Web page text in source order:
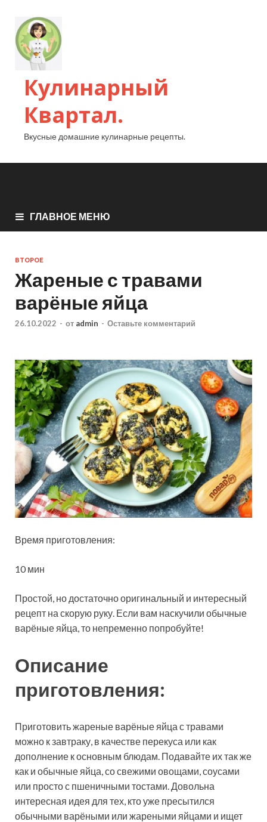
Кулинарный
Квартал.
Вкусные домашние кулинарные рецепты.
ГЛАВНОЕ МЕНЮ
ВТОРОЕ
Жареные с травами
варёные яйца
26.10.2022 - от admin - Оставьте комментарий
Время приготовления:
10 мин
Простой, но достаточно оригинальный и интересный
рецепт на скорую руку. Если вам наскучили обычные
варёные яйца, то непременно попробуйте!
Описание
приготовления:
Приготовить жареные варёные яйца с травами
можно к завтраку, в качестве перекуса или как
дополнение к основным блюдам. Подавайте их так же
как и обычные яйца, со свежими овощами, соусами
или просто с пшеничными тостами. Довольна
интересная идея для тех, кто уже пресытился
обычными варёными или жареными яйцами и ищет